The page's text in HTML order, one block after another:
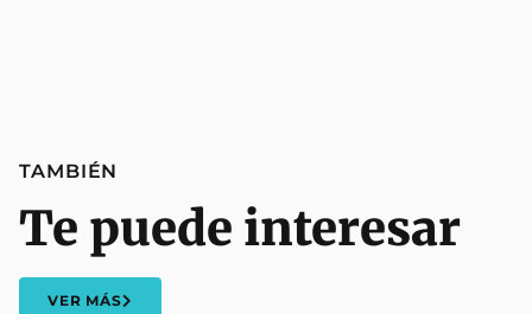
TAMBIÉN
Te puede interesar
VER MÁS